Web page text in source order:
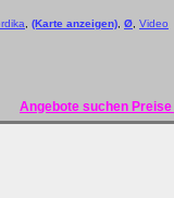
(Karte anzeigen) Ø Video
Angebote suchen